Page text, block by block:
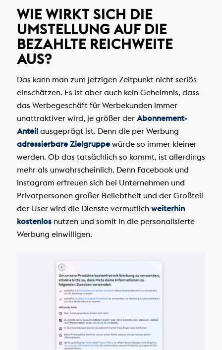
WIE WIRKT SICH DIE
UMSTELLUNG AUF DIE
BEZAHLTE REICHWEITE
AUS?
Das kann man zum jetzigen Zeitpunkt nicht seriös
einschätzen. Es ist aber auch kein Geheimnis, dass
das Werbegeschäft für Werbekunden immer
unattraktiver wird, je größer der Abonnement-
Anteilausgeprägt ist. Denn die per Werbung
adressierbare Zielgruppewürde so immer kleiner
werden. Ob das tatsächlich so kommt, ist allerdings
mehr als unwahrscheinlich. Denn Facebook und
Instagram erfreuen sich bei Unternehmen und
Privatpersonen großer Beliebtheit und der Großteil
der User wird die Dienste vermutlich weiterhin
kostenlosnutzen und somit in die personalisierte
Werbung einwilligen.